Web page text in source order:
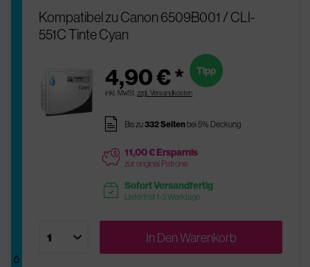
Kompatibel zu Canon 6509B001 / CLI-
551C Tinte Cyan
4,90 € *
inkl. MwSt. zzgl. Versandkosten
Tipp
pages Bis zu332 Seitenbei 5% Deckung
price 11,00 € Ersparnis
zur original Patrone
readytoship Sofort Versandfertig
Lieferfrist 1-3 Werktage
In DenWarenkorb